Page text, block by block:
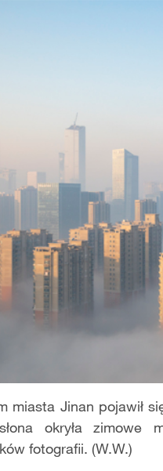
miasta Jinan pojawił
okryła zimowe
fotografii. (W.W.)